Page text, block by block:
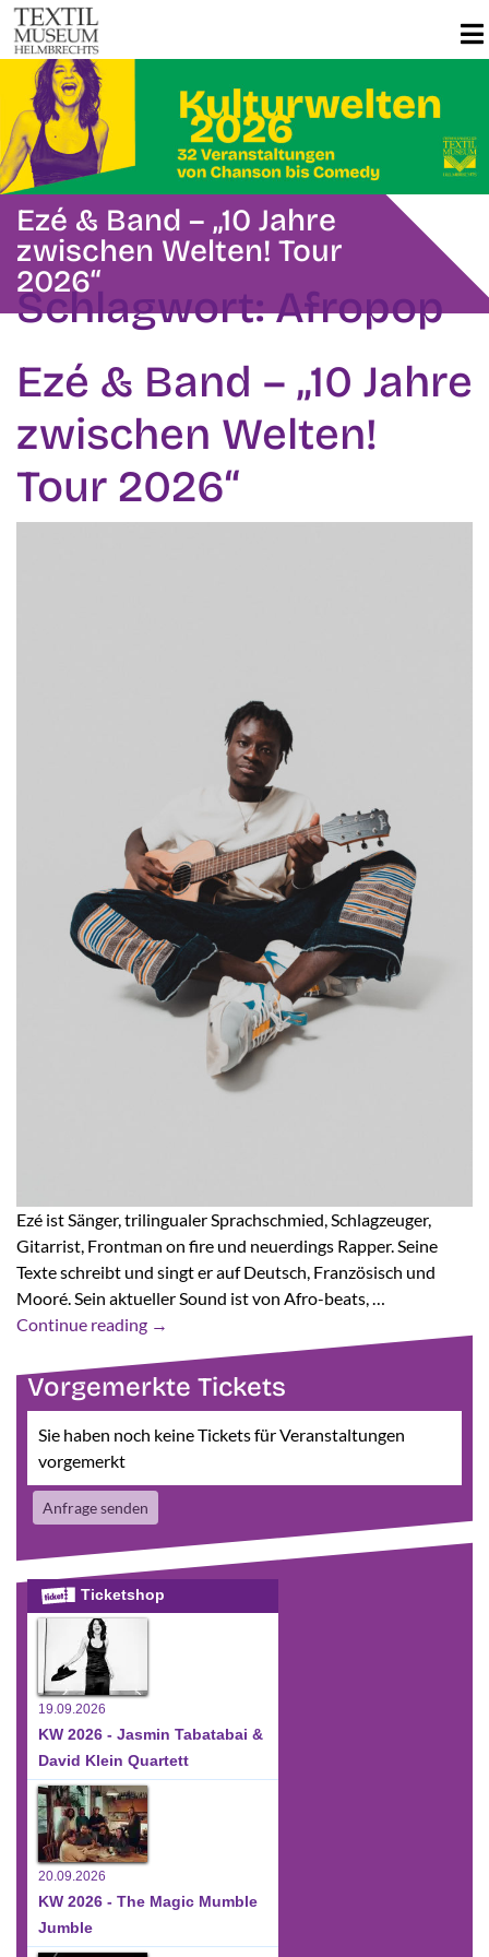
Ezé & Band – „10 Jahre
zwischen Welten! Tour
2026“
Schlagwort:Afropop
Ezé & Band – „10 Jahre
zwischen Welten!
Tour 2026“
Ezé ist Sänger, trilingualer Sprachschmied, Schlagzeuger,
Gitarrist, Frontman on fire und neuerdings Rapper. Seine
Texte schreibt und singt er auf Deutsch, Französisch und
Mooré. Sein aktueller Sound ist von Afro-beats, …
Continue reading →
Vorgemerkte Tickets
Sie haben noch keine Tickets für Veranstaltungen
vorgemerkt
Anfrage senden
Ticketshop
19.09.2026
KW 2026 - Jasmin Tabatabai &
David Klein Quartett
20.09.2026
KW 2026 - The Magic Mumble
Jumble